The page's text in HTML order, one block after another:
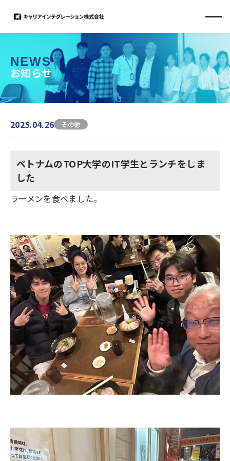
NEWS
お知らせ
2025.04.26 その他
ベトナムのTOP大学のIT学生とランチをしま
した
ラーメンを食べました。